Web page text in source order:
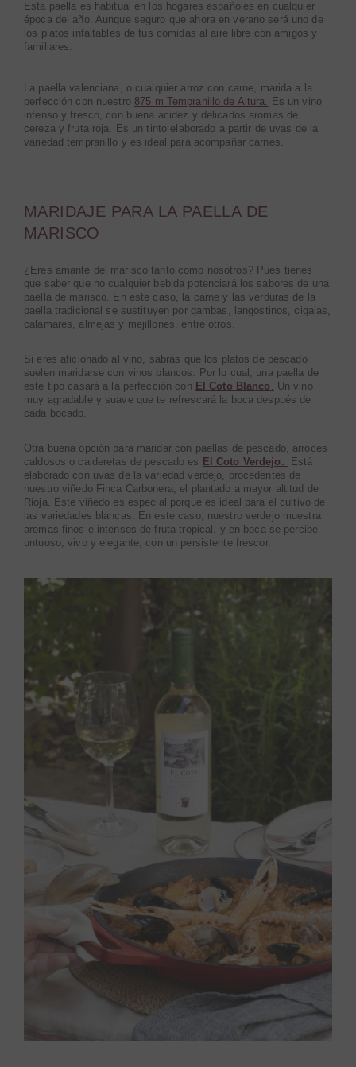
Esta paella es habitual en los hogares españoles en cualquier
época del año. Aunque seguro que ahora en verano será uno de
los platos infaltables de tus comidas al aire libre con amigos y
familiares.
La paella valenciana, o cualquier arroz con carne, marida a la
perfección con nuestro 875 m Tempranillo de Altura.
Es un vino
intenso y fresco, con buena acidez y delicados aromas de
cereza y fruta roja. Es un tinto elaborado a partir de uvas de la
variedad tempranillo y es ideal para acompañar carnes.
MARIDAJE PARA LA PAELLA DE
MARISCO
¿Eres amante del marisco tanto como nosotros? Pues tienes
que saber que no cualquier bebida potenciará los sabores de una
paella de marisco. En este caso, la carne y las verduras de la
paella tradicional se sustituyen por gambas, langostinos, cigalas,
calamares, almejas y mejillones, entre otros.
Si eres aficionado al vino, sabrás que los platos de pescado
suelen maridarse con vinos blancos. Por lo cual, una paella de
este tipo casará a la perfección con El Coto Blanco . Un vino
muy agradable y suave que te refrescará la boca después de
cada bocado.
Otra buena opción para maridar con paellas de pescado, arroces
caldosos o calderetas de pescado es
El Coto Verdejo.
Está
elaborado con uvas de la variedad verdejo, procedentes de
nuestro viñedo Finca Carbonera, el plantado a mayor altitud de
Rioja. Este viñedo es especial porque es ideal para el cultivo de
las variedades blancas. En este caso, nuestro verdejo muestra
aromas finos e intensos de fruta tropical, y en boca se percibe
untuoso, vivo y elegante, con un persistente frescor.